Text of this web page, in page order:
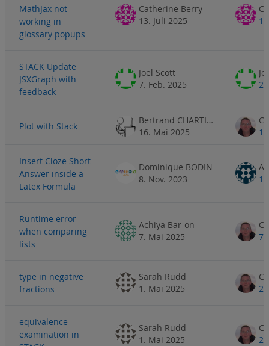
MathJax not
working in
glossary popups
Catherine Berry
13. Juli 2025
STACK Update
JSXGraph with
feedback
Joel Scott
7. Feb. 2025
Plot with Stack
Bertrand CHARTIER
16. Mai 2025
Insert Cloze Short
Answer inside a
Latex Formula
Dominique BODIN
8. Nov. 2023
Runtime error
when comparing
lists
Achiya Bar-on
7. Mai 2025
7.
type in negative
fractions
Sarah Rudd
1. Mai 2025
2.
equivalence
examination in
Sarah Rudd
1. Mai 2025
2.